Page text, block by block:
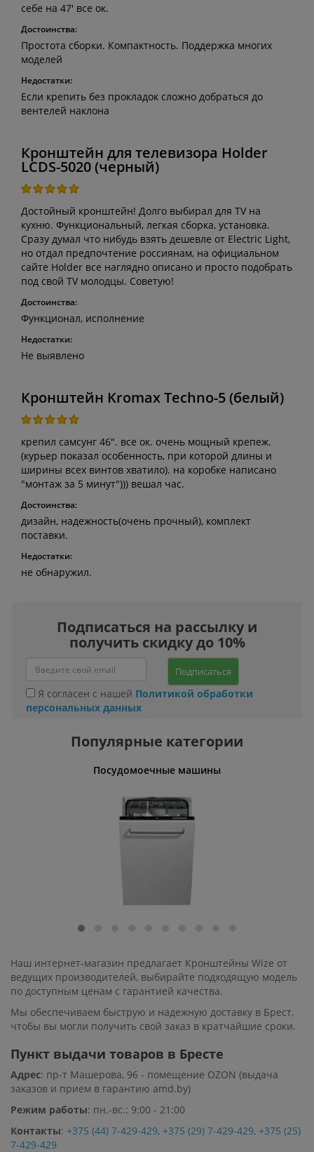
себе на 47' все ок.
Достоинства:
Простота сборки. Компактность. Поддержка многих
моделей
Недостатки:
Если крепить без прокладок сложно добраться до
вентелей наклона
Кронштейн для телевизора Holder
LCDS-5020 (черный)
Достойный кронштейн! Долго выбирал для TV на
кухню. Функциональный, легкая сборка, установка.
Сразу думал что нибудь взять дешевле от Electric Light,
но отдал предпочтение россиянам, на официальном
сайте Holder все наглядно описано и просто подобрать
под свой TV молодцы. Советую!
Достоинства:
Функционал, исполнение
Недостатки:
Не выявлено
Кронштейн Kromax Techno-5 (белый)
крепил самсунг 46". все ок. очень мощный крепеж.
(курьер показал особенность, при которой длины и
ширины всех винтов хватило). на коробке написано
"монтаж за 5 минут"))) вешал час.
Достоинства:
дизайн, надежность(очень прочный), комплект
поставки.
Недостатки:
не обнаружил.
Подписаться на рассылку и
получить скидку до 10%
Подписаться
Я согласен с нашей Политикой обработки
персональных данных
Популярные категории
Посудомоечные машины
Наш интернет-магазин предлагает Кронштейны Wize от
ведущих производителей, выбирайте подходящую модель
по доступным ценам с гарантией качества.
Мы обеспечиваем быструю и надежную доставку в Брест,
чтобы вы могли получить свой заказ в кратчайшие сроки.
Пункт выдачи товаров в Бресте
Адрес: пр-т Машерова, 96 - помещение OZON (выдача
заказов и прием в гарантию amd.by)
Режим работы: пн.-вс.: 9:00 - 21:00
Контакты: +375 (44) 7-429-429, +375 (29) 7-429-429, +375 (25)
7-429-429